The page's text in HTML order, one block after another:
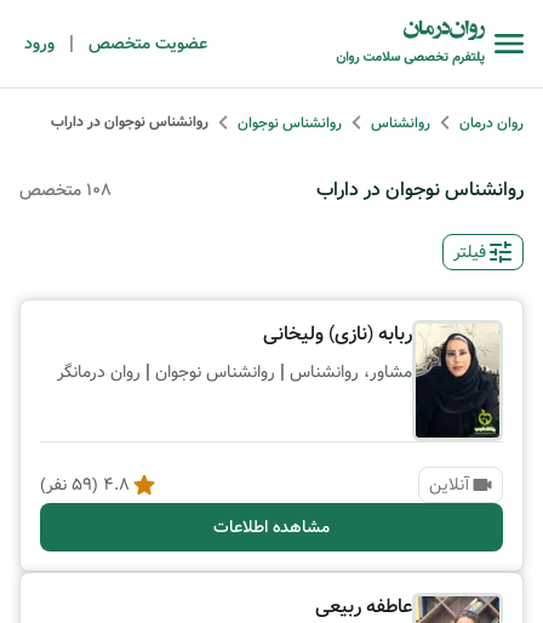
عضویت متخصص | ورود
روان درمان روانشناس روانشناس نوجوان روانشناس نوجوان در داراب
روانشناس نوجوان در داراب 108 متخصص
فیلتر
ربابه (نازی) ولیخانی
مشاور، روانشناس | روانشناس نوجوان | روان درمانگر
آنلاین 4.8
(
59نفر)
مشاهده اطلاعات
عاطفه ربیعی